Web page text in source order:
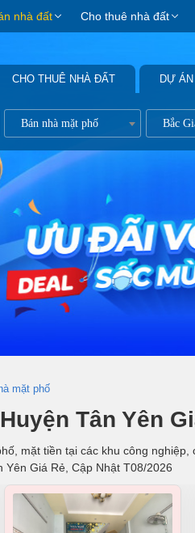
nhà đất Cho thuê nhà đất
CHO THUÊ NHÀ ĐẤT DỰ ÁN
Bán nhà mặt phố Bắc
mặt phố
Tân Yên
mặt tiền tại các khu công
Giá Rẻ, Cập Nhật T08/2026